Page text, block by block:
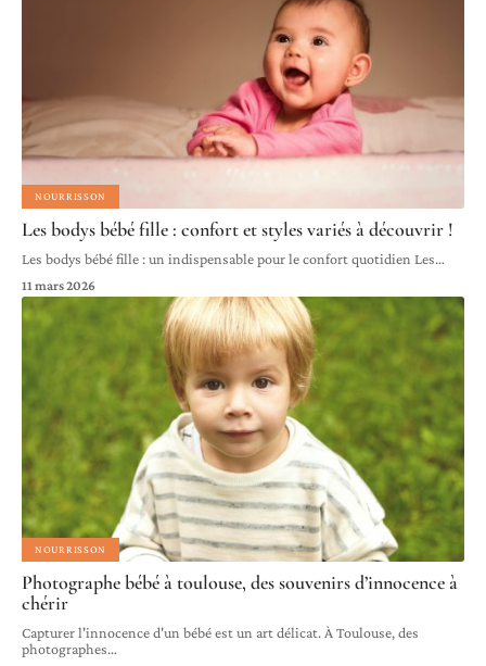
NOURRISSON
Les bodys bébé fille : confort et styles variés à découvrir !
Les bodys bébé fille : un indispensable pour le confort quotidien Les…
11 mars 2026
NOURRISSON
Photographe bébé à toulouse, des souvenirs d’innocence à
chérir
Capturer l'innocence d'un bébé est un art délicat. À Toulouse, des
photographes…